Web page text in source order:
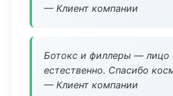
— Клиент компании
Ботокс и филлеры — лицо
естественно. Спасибо
— Клиент компании